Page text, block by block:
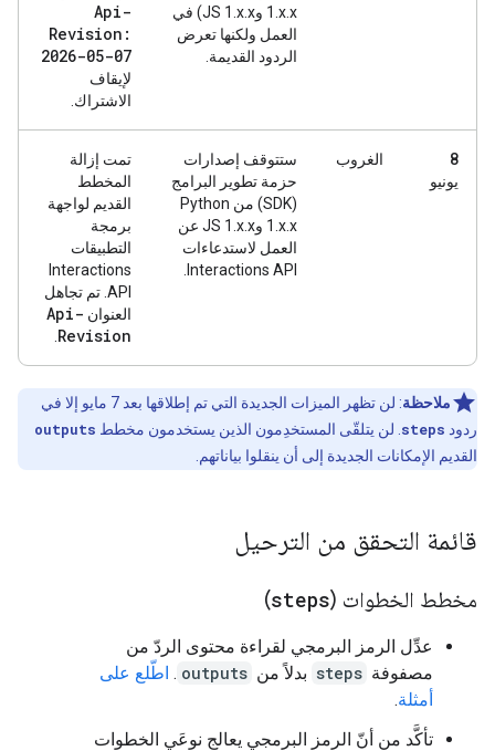
1.x.x وJS 1.x.x) في
العمل ولكنها تعرض
الردود القديمة.
Api-
Revision:
2026-05-07
لإيقاف
الاشتراك.
‫8
يونيو
الغروب
ستتوقف إصدارات
حزمة تطوير البرامج
(SDK) من Python
1.x.x وJS 1.x.x عن
العمل لاستدعاءات
Interactions API.
تمت إزالة
المخطط
القديم لواجهة
برمجة
التطبيقات
Interactions
API. تم تجاهل
العنوان Api-
Revision
ملاحظة
: لن تظهر الميزات الجديدة التي تم إطلاقها بعد 7 مايو إلا في
ردود steps . لن يتلقّى المستخدِمون الذين يستخدمون مخطط outputs
القديم الإمكانات الجديدة إلى أن ينقلوا بياناتهم.
قائمة التحقق من الترحيل
مخطط الخطوات (steps
)
عدِّل الرمز البرمجي لقراءة محتوى الردّ من
مصفوفة steps بدلاً من outputs
. اطّلع على
أمثلة.
تأكَّد من أنّ الرمز البرمجي يعالج نوعَي الخطوات